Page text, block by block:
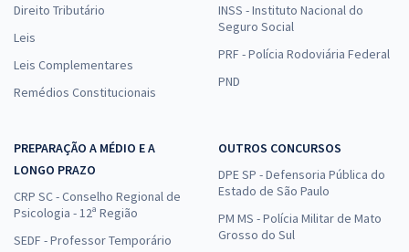
Direito Tributário
Leis
Leis Complementares
Remédios Constitucionais
INSS - Instituto Nacional do
Seguro Social
PRF - Polícia Rodoviária Federal
PND
PREPARAÇÃO A MÉDIO E A
LONGO PRAZO
CRP SC - Conselho Regional de
Psicologia - 12ª Região
SEDF - Professor Temporário
OUTROS CONCURSOS
DPE SP - Defensoria Pública do
Estado de São Paulo
PM MS - Polícia Militar de Mato
Grosso do Sul